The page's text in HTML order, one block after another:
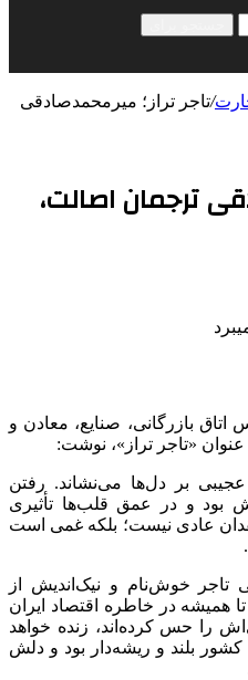
/تاجر تراز؛ میرمحمدصادقی
ترجمان اصالت،
بازرگانی، صنایع، معادن و
«تاجر تراز»، نوشت:
بر دل‌ها می‌نشاند. رفتن
بود و در عمق قلب‌ها تأثیری
عادی نیست؛ بلکه غمی است
تاجر خوش‌نام و نیک‌اندیش از
همیشه در خاطره اقتصاد ایران
را حس کرده‌اند، زنده خواهد
بلند و ریشه‌دار بود و دلش